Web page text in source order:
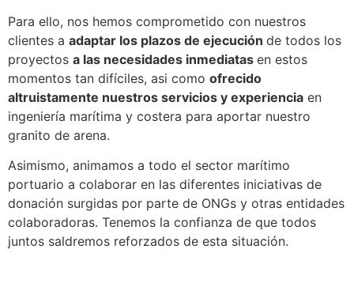
Para ello, nos hemos comprometido con nuestros
clientes a adaptar los plazos de ejecución de todos los
proyectos a las necesidades inmediatas en estos
momentos tan difíciles, asi como ofrecido
altruistamente nuestros servicios y experiencia en
ingeniería marítima y costera para aportar nuestro
granito de arena.
Asimismo, animamos a todo el sector marítimo
portuario a colaborar en las diferentes iniciativas de
donación surgidas por parte de ONGs y otras entidades
colaboradoras. Tenemos la confianza de que todos
juntos saldremos reforzados de esta situación.